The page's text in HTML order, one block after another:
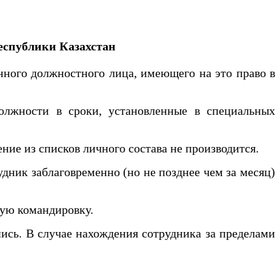
Казахстан
должностного лица, имеющего на это право в
в сроки, установленные в специальных
из списков личного состава не производится.
заблаговременно (но не позднее чем за месяц)
командировку.
В случае нахождения сотрудника за пределами